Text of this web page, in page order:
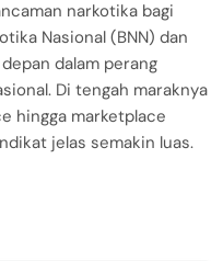
narkotika bagi
Nasional (BNN) dan
dalam perang
Di tengah maraknya
hingga marketplace
jelas semakin luas.